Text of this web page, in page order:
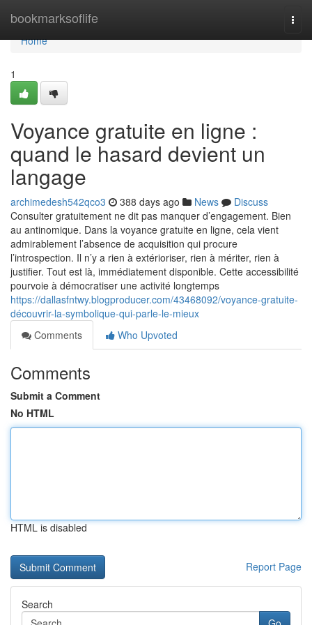
bookmarksoflife
Home
Home
1
Voyance gratuite en ligne :
quand le hasard devient un
langage
archimedesh542qco3 388 days ago News
Discuss
Consulter gratuitement ne dit pas manquer d’engagement. Bien
au antinomique. Dans la voyance gratuite en ligne, cela vient
admirablement l’absence de acquisition qui procure
l’introspection. Il n’y a rien à extérioriser, rien à mériter, rien à
justifier. Tout est là, immédiatement disponible. Cette accessibilité
pourvoie à démocratiser une activité longtemps
https://dallasfntwy.blogproducer.com/43468092/voyance-gratuite-
découvrir-la-symbolique-qui-parle-le-mieux
Comments
Who Upvoted
Comments
Submit a Comment
No HTML
HTML is disabled
Report Page
Search